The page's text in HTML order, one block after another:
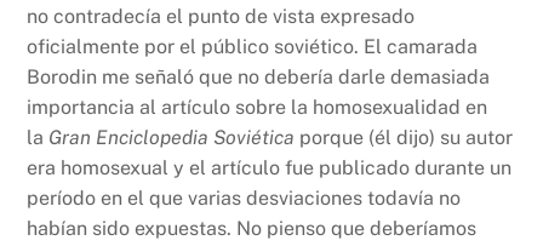
no contradecía el punto de vista expresado
oficialmente por el público soviético. El camarada
Borodin me señaló que no debería darle demasiada
importancia al artículo sobre la homosexualidad en
la Gran Enciclopedia Soviética porque (él dijo) su autor
era homosexual y el artículo fue publicado durante un
período en el que varias desviaciones todavía no
habían sido expuestas. No pienso que deberíamos